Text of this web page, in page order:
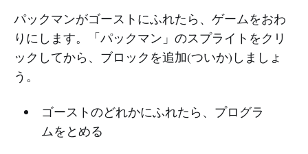
パックマンがゴーストにふれたら、ゲームをおわ
りにします。「パックマン」のスプライトをクリ
ックしてから、ブロックを追加(ついか)しましょ
う。
ゴーストのどれかにふれたら、プログラ
ムをとめる